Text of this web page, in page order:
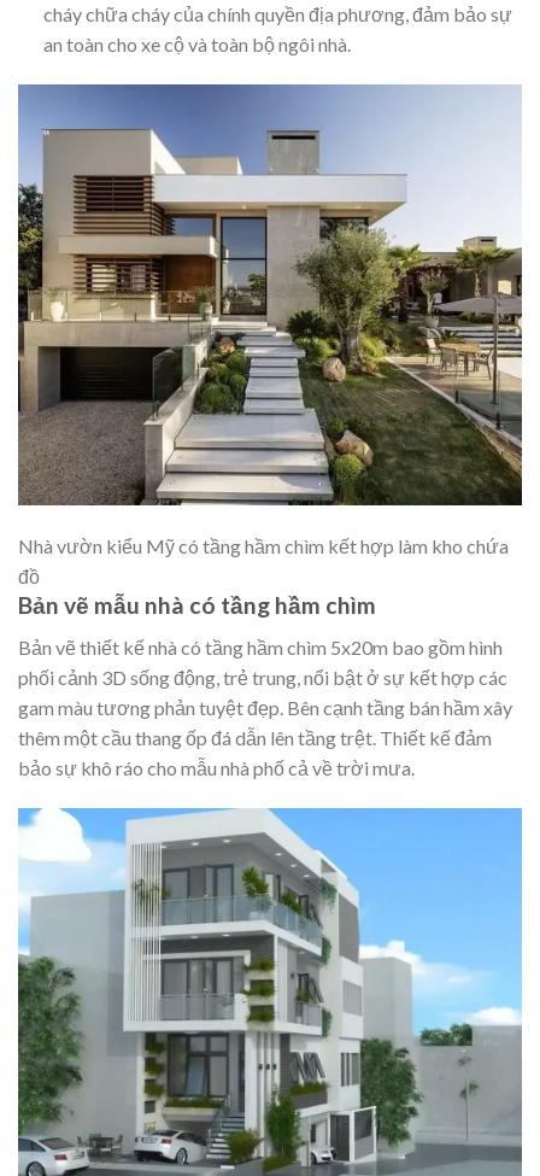
cháy chữa cháy của chính quyền địa phương, đảm bảo sự
an toàn cho xe cộ và toàn bộ ngôi nhà.
Nhà vườn kiểu Mỹ có tầng hầm chìm kết hợp làm kho chứa
đồ
Bản vẽ mẫu nhà có tầng hầm chìm
Bản vẽ thiết kế nhà có tầng hầm chìm 5x20m bao gồm hình
phối cảnh 3D sống động, trẻ trung, nổi bật ở sự kết hợp các
gam màu tương phản tuyệt đẹp. Bên cạnh tầng bán hầm xây
thêm một cầu thang ốp đá dẫn lên tầng trệt. Thiết kế đảm
bảo sự khô ráo cho mẫu nhà phố cả về trời mưa.